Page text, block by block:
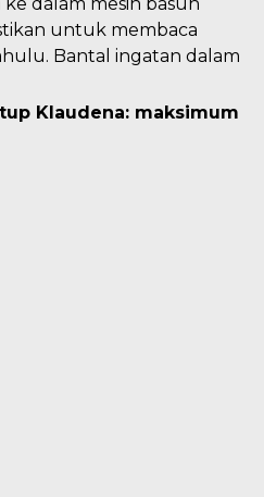
untuk membaca
Bantal ingatan dalam
Klaudena: maksimum